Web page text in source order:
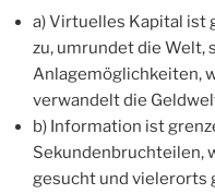
a) Virtuelles Kapital ist
zu, umrundet die Welt,
Anlagemöglichkeiten,
verwandelt die
b) Information ist
Sekundenbruchteilen,
gesucht und vielerorts